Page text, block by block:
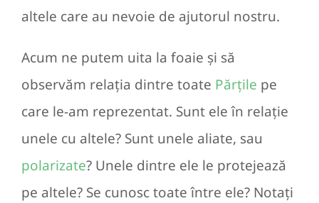
altele care au nevoie de ajutorul nostru.
Acum ne putem uita la foaie și să
observăm relația dintre toate Părțile pe
care le-am reprezentat. Sunt ele în relație
unele cu altele? Sunt unele aliate, sau
polarizate? Unele dintre ele le protejează
pe altele? Se cunosc toate între ele? Notați